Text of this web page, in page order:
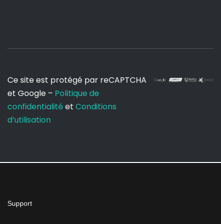
Ce site est protégé par reCAPTCHA
et Google – Politique de
confidentialité et Conditions
d’utilisation
Support